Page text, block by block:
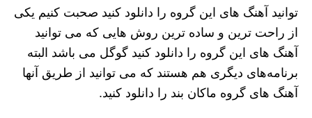
توانید آهنگ های این گروه را دانلود کنید صحبت کنیم یکی
از راحت ترین و ساده ترین روش هایی که می توانید
آهنگ های این گروه را دانلود کنید گوگل می باشد البته
برنامه‌های دیگری هم هستند که می ‌توانید از طریق آنها
آهنگ های گروه ماکان بند را دانلود کنید.